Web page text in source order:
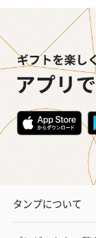
タンプについて